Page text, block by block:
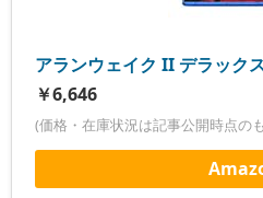
アランウェイク II デラック
￥6,646
(価格・在庫状況は記事公開時点の